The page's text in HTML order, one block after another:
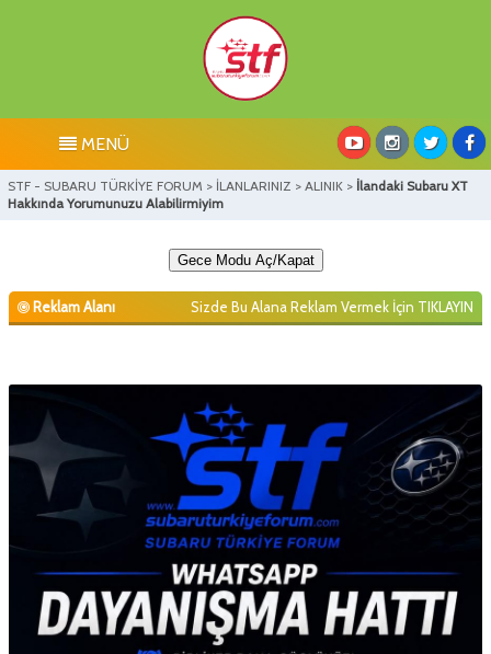
MENÜ
STF - SUBARU TÜRKİYE FORUM > İLANLARINIZ > ALINIK > İlandaki Subaru XT
Hakkında Yorumunuzu Alabilirmiyim
Gece Modu Aç/Kapat
Reklam Alanı Sizde Bu Alana Reklam Vermek İçin TIKLAYIN